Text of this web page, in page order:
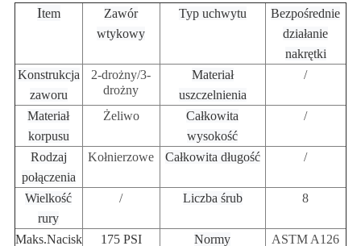
Item
Zawór
wtykowy
Typ uchwytu
Bezpośrednie
działanie
nakrętki
Konstrukcja
zaworu
2-drożny/3-
drożny
Materiał
uszczelnienia
/
Materiał
korpusu
Żeliwo
Całkowita
wysokość
/
Rodzaj
połączenia
Kołnierzowe Całkowita długość /
Wielkość
rury
/ Liczba śrub 8
Maks.Nacisk 175 PSI Normy
ASTM A126